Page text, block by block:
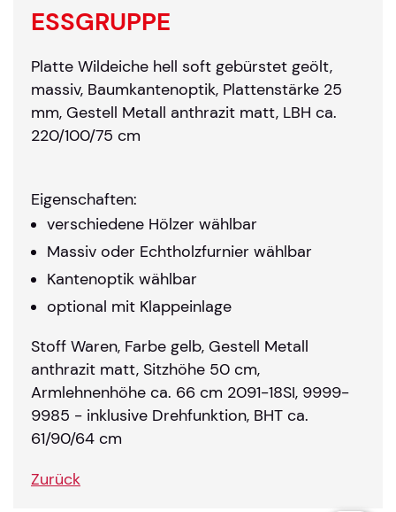
ESSGRUPPE
Platte Wildeiche hell soft gebürstet geölt,
massiv, Baumkantenoptik, Plattenstärke 25
mm, Gestell Metall anthrazit matt, LBH ca.
220/100/75 cm
Eigenschaften:
verschiedene Hölzer wählbar
Massiv oder Echtholzfurnier wählbar
Kantenoptik wählbar
optional mit Klappeinlage
Stoff Waren, Farbe gelb, Gestell Metall
anthrazit matt, Sitzhöhe 50 cm,
Armlehnenhöhe ca. 66 cm 2091-18SI, 9999-
9985 - inklusive Drehfunktion, BHT ca.
61/90/64 cm
Zurück